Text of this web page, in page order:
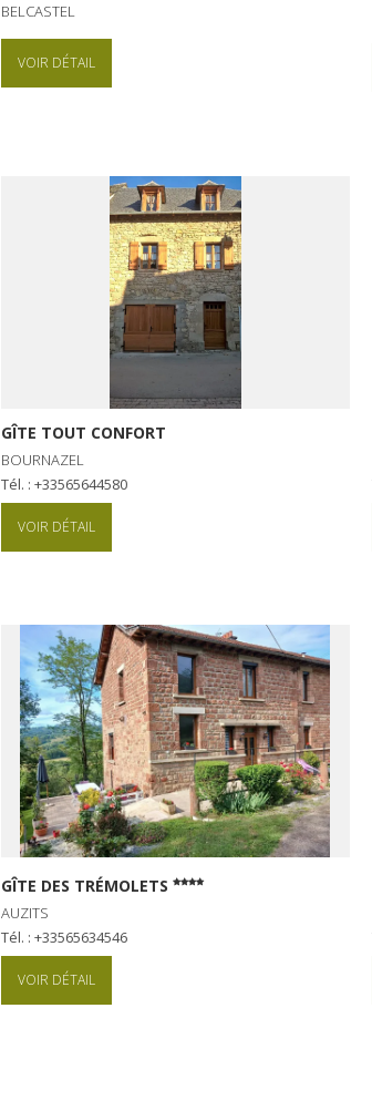
BELCASTEL
VOIR DÉTAIL
GÎTE TOUT CONFORT
BOURNAZEL
Tél. : +33565644580
VOIR DÉTAIL
GÎTE DES TRÉMOLETS
AUZITS
Tél. : +33565634546
VOIR DÉTAIL